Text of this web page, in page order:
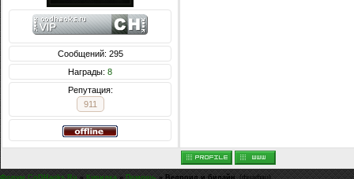
Сообщений: 295
Награды: 8
Репутация:
911